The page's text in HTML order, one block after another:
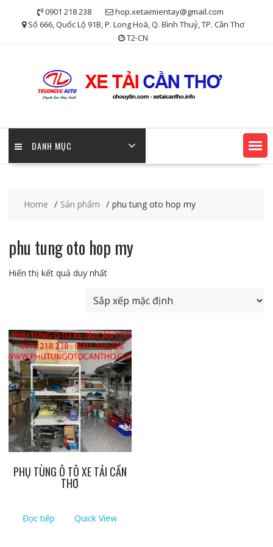
0901 218 238
hop.xetaimientay@gmail.com
Số 666, Quốc Lộ 91B, P. Long Hoà, Q. Bình Thuỷ, TP. Cần Thơ
T2-CN
DANH MỤC
Home Sản phẩm phu tung oto hop my
phu tung oto hop my
Hiển thị kết quả duy nhất
PHỤ TÙNG Ô TÔ XE TẢI CẦN
THƠ
Đọc tiếp Quick View